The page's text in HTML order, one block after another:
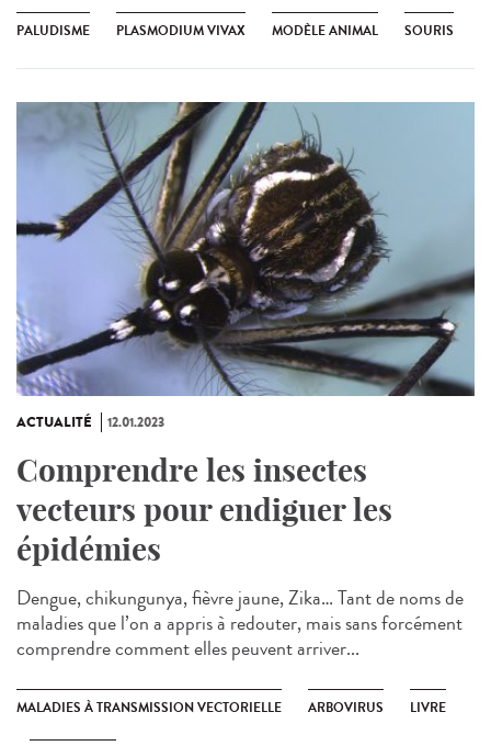
PALUDISME PLASMODIUM VIVAX MODÈLE ANIMAL SOURIS
ACTUALITÉ 12.01.2023
Comprendre les insectes
vecteurs pour endiguer les
épidémies
Dengue, chikungunya, fièvre jaune, Zika… Tant de noms de
maladies que l’on a appris à redouter, mais sans forcément
comprendre comment elles peuvent arriver...
MALADIES À TRANSMISSION VECTORIELLE ARBOVIRUS LIVRE